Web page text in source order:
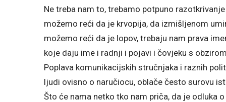
Ne treba nam to, trebamo potpuno
možemo reći da je krvopija, da izmišljenom
možemo reći da je lopov, trebaju nam prava
koje daju ime i radnji i pojavi i čovjeku s
Poplava komunikacijskih stručnjaka i raznih
ljudi ovisno o naručiocu, oblače često surovu
Što će nama netko tko nam priča, da je odluka